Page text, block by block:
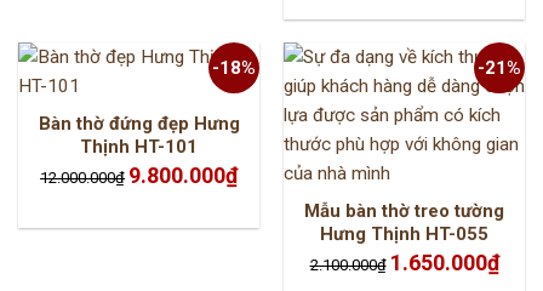
-18%
Bàn thờ đứng đẹp Hưng
Thịnh HT-101
12.000.000₫ Giá
gốc
9.800.000₫Giá
hiện
9.800.000₫.
-21%
Mẫu bàn thờ treo tường
Hưng Thịnh HT-055
2.100.000₫ Giá
gốc
1.650.000₫Giá
hiện